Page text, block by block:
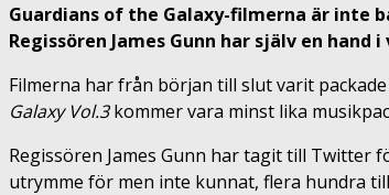
Guardians of the Galaxy-filmerna är inte
Regissören James Gunn har själv en
Filmerna har från början till slut varit
Galaxy Vol.3kommer vara minst lika
Regissören James Gunn har tagit till Twitter
utrymme för men inte kunnat, flera hundra